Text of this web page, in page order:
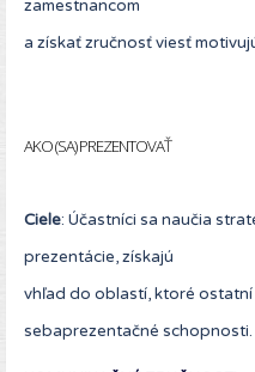
zamestnancom
a získať zručnosť viesť
AKO (SA) PREZENTOVAŤ
Ciele: Účastníci sa naučia
prezentácie, získajú
vhľad do oblastí, ktoré ostatní
sebaprezentačné schopnosti.